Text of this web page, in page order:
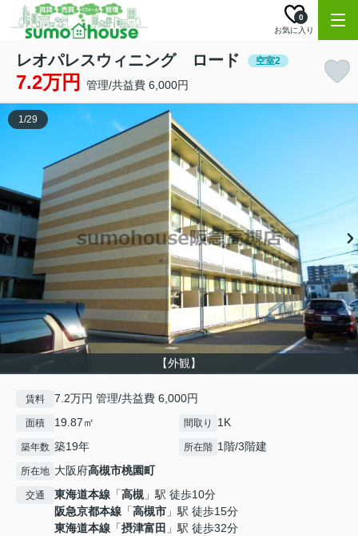
お気に入り
0
レオパレスウィニング ロード 空室2
7.2万円 管理/共益費 6,000円
【外観】
1/29
賃料 7.2万円 管理/共益費 6,000円
面積 19.87㎡ 間取り 1K
築年数 築19年 所在階 1階/3階建
所在地 大阪府高槻市桃園町
交通 東海道本線 「高槻 」駅 徒歩10分
阪急京都本線 「高槻市 」駅 徒歩15分
東海道本線 「摂津富田 」駅 徒歩32分